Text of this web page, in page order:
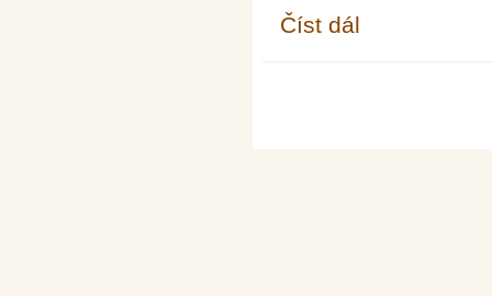
Číst dál